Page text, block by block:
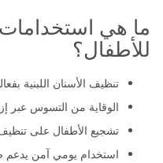
ما هي استخدامات
للأطفال؟
تنظيف الأسنان اللبنية
الوقاية من التسوس عبر
تشجيع الأطفال على
استخدام يومي آمن يدعم